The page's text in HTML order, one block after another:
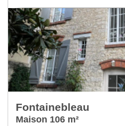
Bourron Marlotte
Maison de village 110 m²